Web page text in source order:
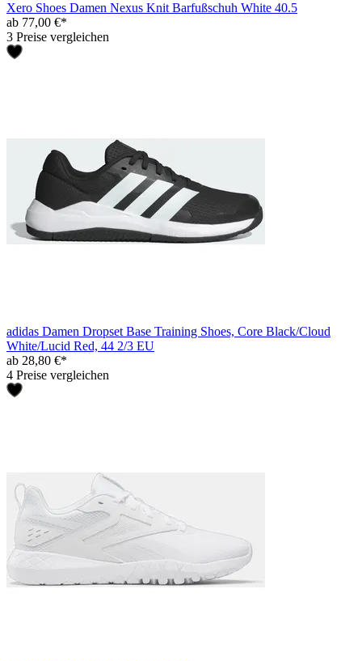
Xero Shoes Damen Nexus Knit Barfußschuh White 40.5
ab 77,00 €*
3 Preise vergleichen
adidas Damen Dropset Base Training Shoes, Core Black/Cloud
White/Lucid Red, 44 2/3 EU
ab 28,80 €*
4 Preise vergleichen